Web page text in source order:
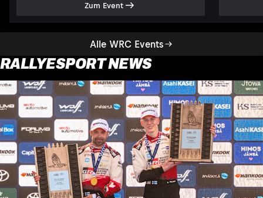
Alle WRC Events
Zum Event
RALLYESPORT NEWS